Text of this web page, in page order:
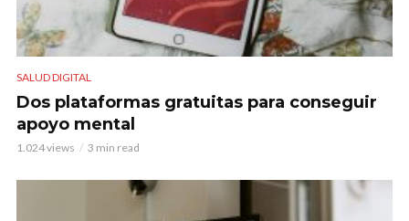
SALUD DIGITAL
Dos plataformas gratuitas para conseguir
apoyo mental
1.024 views 3 min read